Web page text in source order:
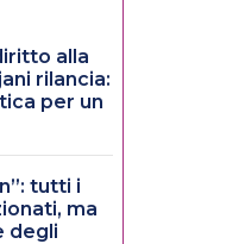
alla
rilancia:
per un
tutti i
ma
degli